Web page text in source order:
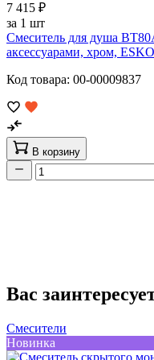
7 415 ₽
за 1 шт
Смеситель для душа
аксессуарами, хром, ESKO
Код товара: 00-00009837
В корзину
Вас
Смесители
Новинка